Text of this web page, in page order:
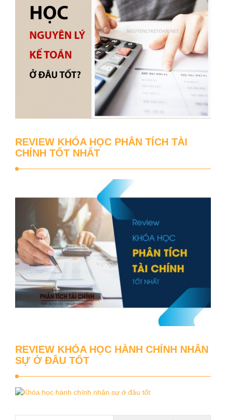
REVIEW KHÓA HỌC PHÂN TÍCH TÀI
CHÍNH TỐT NHẤT
REVIEW KHÓA HỌC HÀNH CHÍNH NHÂN
SỰ Ở ĐÂU TỐT